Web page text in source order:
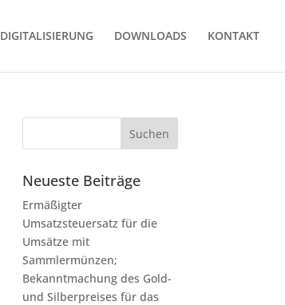
DIGITALISIERUNG DOWNLOADS KONTAKT
Neueste Beiträge
Ermäßigter
Umsatzsteuersatz für die
Umsätze mit
Sammlermünzen;
Bekanntmachung des Gold-
und Silberpreises für das